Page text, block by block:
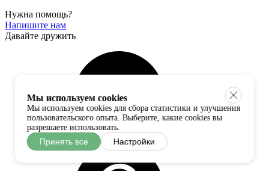
Нужна помощь?
Напишите нам
Давайте дружить
Мы используем cookies
Мы используем cookies для сбора статистики и улучшения
пользовательского опыта. Выберите, какие cookies вы
разрешаете использовать.
Принять все Настройки